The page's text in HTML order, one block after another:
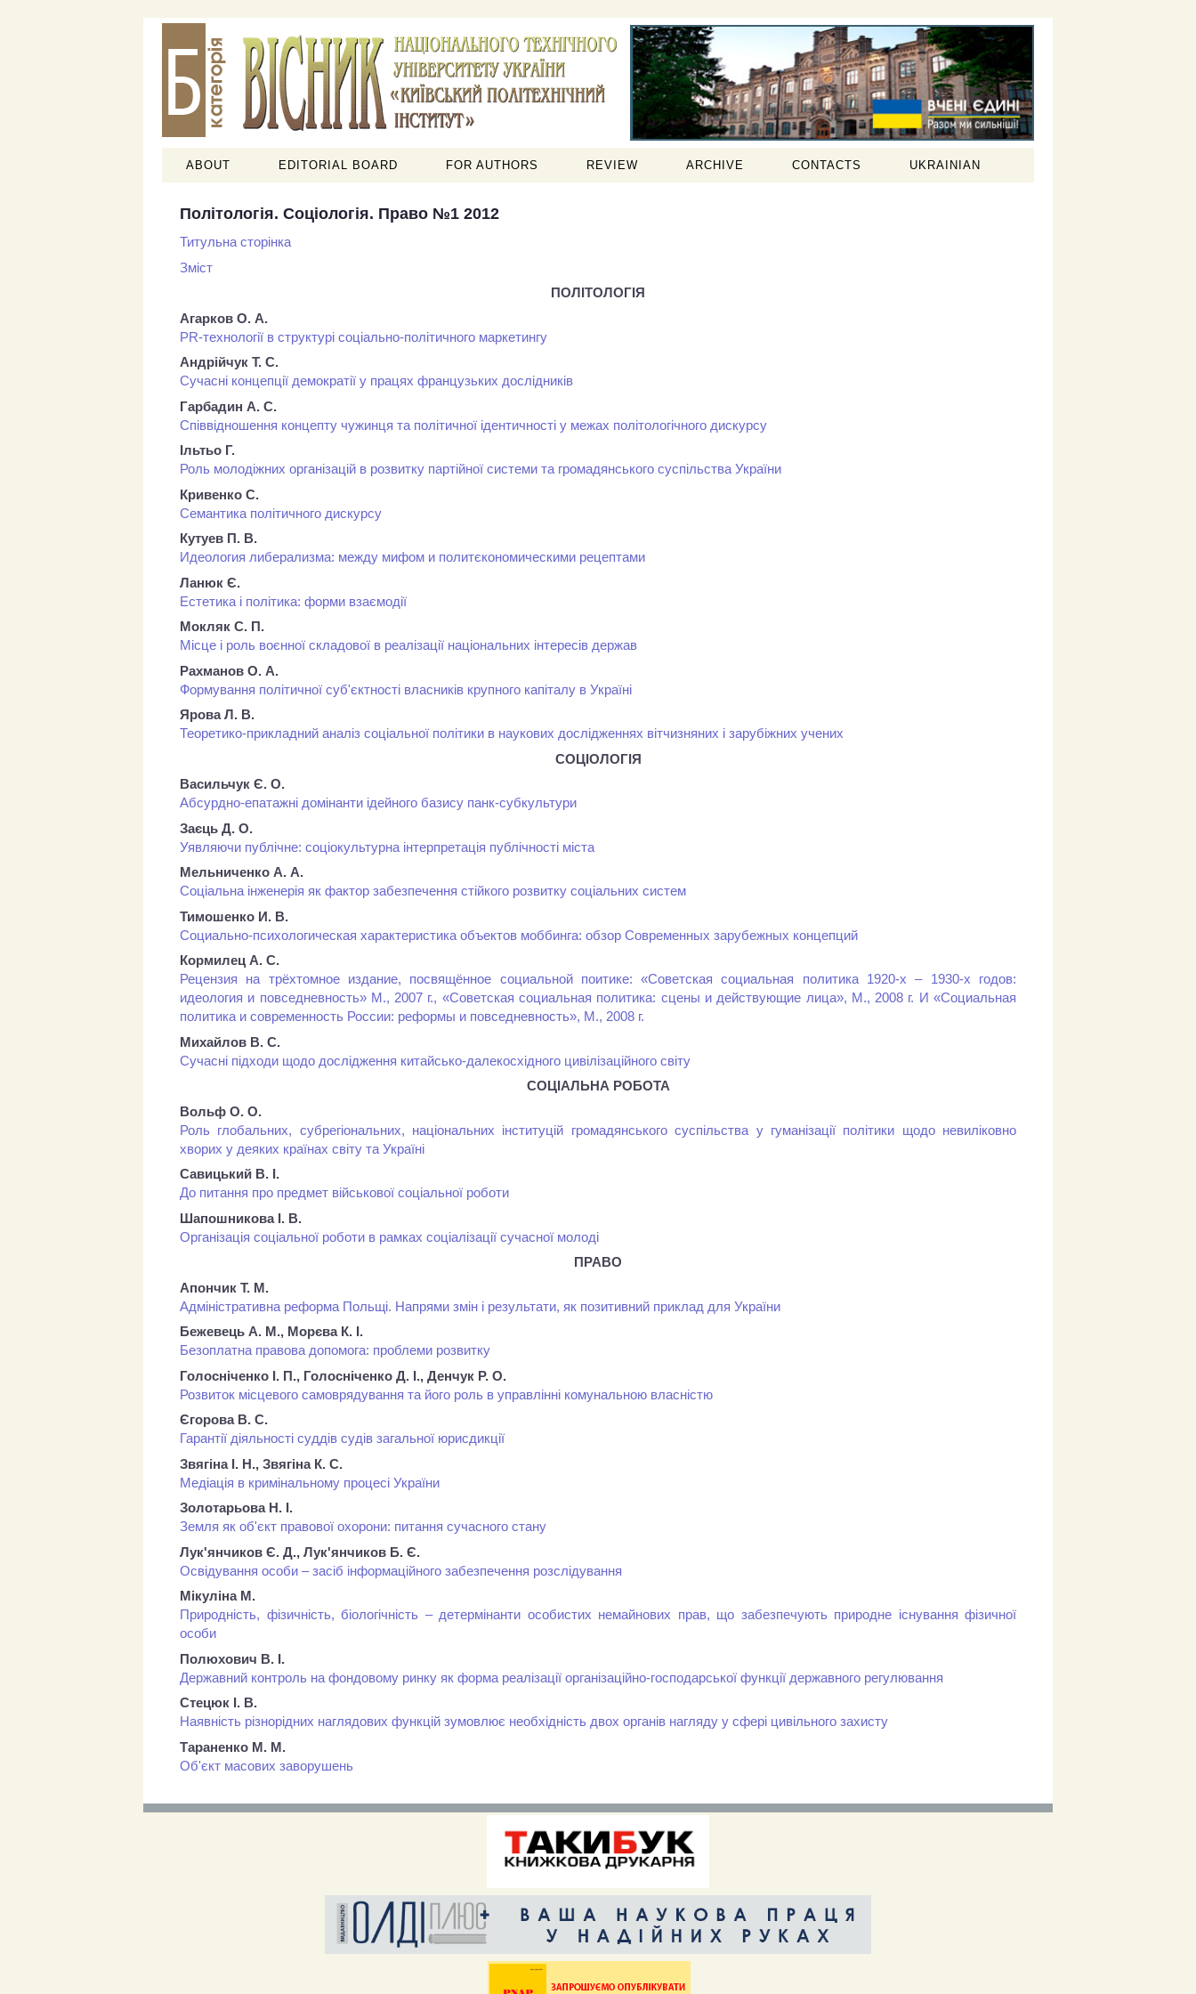
ABOUT EDITORIAL BOARD FOR AUTHORS REVIEW ARCHIVE CONTACTS UKRAINIAN
Політологія. Соціологія. Право №1 2012
Титульна сторінка
Зміст
ПОЛІТОЛОГІЯ
Агарков О. А.
PR-технології в структурі соціально-політичного маркетингу
Андрійчук Т. С.
Сучасні концепції демократії у працях французьких дослідників
Гарбадин А. С.
Співвідношення концепту чужинця та політичної ідентичності у межах політологічного дискурсу
Ільтьо Г.
Роль молодіжних організацій в розвитку партійної системи та громадянського суспільства України
Кривенко С.
Семантика політичного дискурсу
Кутуев П. В.
Идеология либерализма: между мифом и политєкономическими рецептами
Ланюк Є.
Естетика і політика: форми взаємодії
Мокляк С. П.
Місце і роль воєнної складової в реалізації національних інтересів держав
Рахманов О. А.
Формування політичної суб'єктності власників крупного капіталу в Україні
Ярова Л. В.
Теоретико-прикладний аналіз соціальної політики в наукових дослідженнях вітчизняних і зарубіжних учених
СОЦІОЛОГІЯ
Васильчук Є. О.
Абсурдно-епатажні домінанти ідейного базису панк-субкультури
Заєць Д. О.
Уявляючи публічне: соціокультурна інтерпретація публічності міста
Мельниченко А. А.
Соціальна інженерія як фактор забезпечення стійкого розвитку соціальних систем
Тимошенко И. В.
Социально-психологическая характеристика объектов моббинга: обзор Современных зарубежных концепций
Кормилец А. С.
Рецензия на трёхтомное издание, посвящённое социальной поитике: «Советская социальная политика 1920-х – 1930-х годов:
идеология и повседневность» М., 2007 г., «Советская социальная политика: сцены и действующие лица», М., 2008 г. И «Социальная
политика и современность России: реформы и повседневность», М., 2008 г.
Михайлов В. С.
Сучасні підходи щодо дослідження китайсько-далекосхідного цивілізаційного світу
СОЦІАЛЬНА РОБОТА
Вольф О. О.
Роль глобальних, субрегіональних, національних інституцій громадянського суспільства у гуманізації політики щодо невиліковно
хворих у деяких країнах світу та Україні
Савицький В. І.
До питання про предмет військової соціальної роботи
Шапошникова І. В.
Організація соціальної роботи в рамках соціалізації сучасної молоді
ПРАВО
Апончик Т. М.
Адміністративна реформа Польщі. Напрями змін і результати, як позитивний приклад для України
Бежевець А. М., Морєва К. І.
Безоплатна правова допомога: проблеми розвитку
Голосніченко І. П., Голосніченко Д. І., Денчук Р. О.
Розвиток місцевого самоврядування та його роль в управлінні комунальною власністю
Єгорова В. С.
Гарантії діяльності суддів судів загальної юрисдикції
Звягіна І. Н., Звягіна К. С.
Медіація в кримінальному процесі України
Золотарьова Н. І.
Земля як об'єкт правової охорони: питання сучасного стану
Лук'янчиков Є. Д., Лук'янчиков Б. Є.
Освідування особи – засіб інформаційного забезпечення розслідування
Мікуліна М.
Природність, фізичність, біологічність – детермінанти особистих немайнових прав, що забезпечують природне існування фізичної
особи
Полюхович В. І.
Державний контроль на фондовому ринку як форма реалізації організаційно-господарської функції державного регулювання
Стецюк І. В.
Наявність різнорідних наглядових функцій зумовлює необхідність двох органів нагляду у сфері цивільного захисту
Тараненко М. М.
Об'єкт масових заворушень